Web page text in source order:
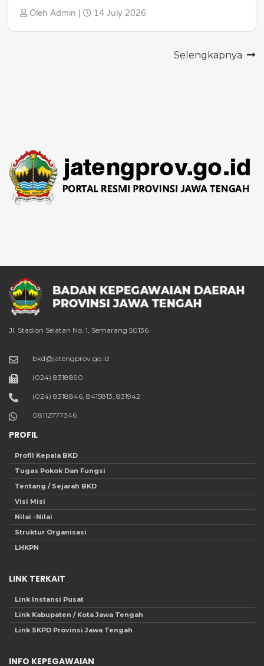
Oleh Admin | 14 July 2026
Selengkapnya
Jl. Stadion Selatan No. 1, Semarang 50136
bkd@jatengprov.go.id
(024) 8318890
(024) 8318846, 8415813, 831942
08112777346
PROFIL
Profil Kepala BKD
Tugas Pokok Dan Fungsi
Tentang / Sejarah BKD
Visi Misi
Nilai -Nilai
Struktur Organisasi
LHKPN
LINK TERKAIT
Link Instansi Pusat
Link Kabupaten / Kota Jawa Tengah
Link SKPD Provinsi Jawa Tengah
INFO KEPEGAWAIAN